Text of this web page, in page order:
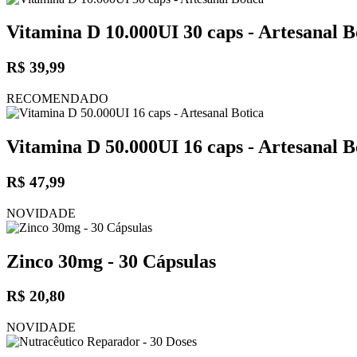
Vitamina D 10.000UI 30 caps - Artesanal
R$ 39,99
RECOMENDADO
Vitamina D 50.000UI 16 caps - Artesanal
R$ 47,99
NOVIDADE
Zinco 30mg - 30 Cápsulas
R$ 20,80
NOVIDADE